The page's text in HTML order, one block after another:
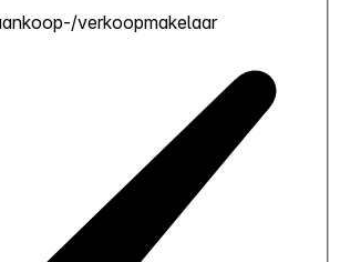
verkoopmakelaar